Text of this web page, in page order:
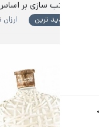
سازی بر اساس :
ارزان ترین